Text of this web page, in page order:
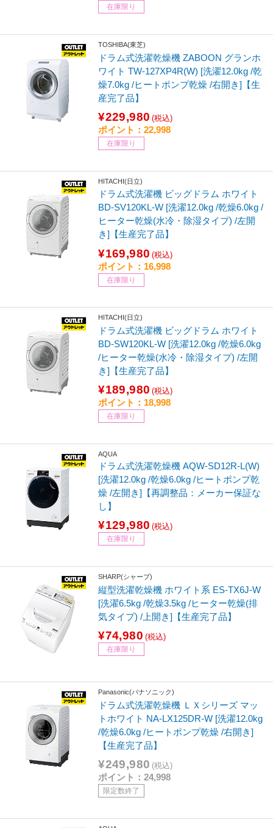
在庫限り
TOSHIBA(東芝)
ドラム式洗濯乾燥機 ZABOON グランホ
ワイト TW-127XP4R(W) [洗濯12.0kg /乾
燥7.0kg /ヒートポンプ乾燥 /右開き]【生
産完了品】
¥229,980 (税込)
ポイント：22,998
在庫限り
HITACHI(日立)
ドラム式洗濯機 ビッグドラム ホワイト
BD-SV120KL-W [洗濯12.0kg /乾燥6.0kg /
ヒーター乾燥(水冷・除湿タイプ) /左開
き]【生産完了品】
¥169,980 (税込)
ポイント：16,998
在庫限り
HITACHI(日立)
ドラム式洗濯機 ビッグドラム ホワイト
BD-SW120KL-W [洗濯12.0kg /乾燥6.0kg
/ヒーター乾燥(水冷・除湿タイプ) /左開
き]【生産完了品】
¥189,980 (税込)
ポイント：18,998
在庫限り
AQUA
ドラム式洗濯乾燥機 AQW-SD12R-L(W)
[洗濯12.0kg /乾燥6.0kg /ヒートポンプ乾
燥 /左開き]【再調整品：メーカー保証な
し】
¥129,980 (税込)
在庫限り
SHARP(シャープ)
縦型洗濯乾燥機 ホワイト系 ES-TX6J-W
[洗濯6.5kg /乾燥3.5kg /ヒーター乾燥(排
気タイプ) /上開き]【生産完了品】
¥74,980 (税込)
在庫限り
Panasonic(パナソニック)
ドラム式洗濯乾燥機 ＬＸシリーズ マッ
トホワイト NA-LX125DR-W [洗濯12.0kg
/乾燥6.0kg /ヒートポンプ乾燥 /右開き]
【生産完了品】
¥249,980 (税込)
ポイント：24,998
限定数終了